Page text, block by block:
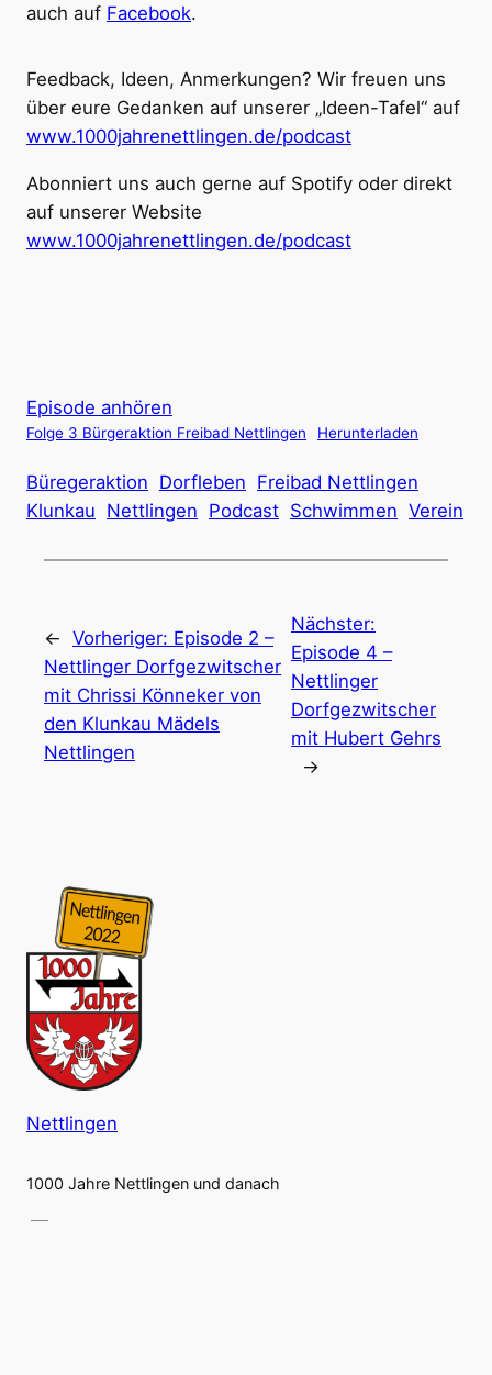
auch auf Facebook.
Feedback, Ideen, Anmerkungen? Wir freuen uns
über eure Gedanken auf unserer „Ideen-Tafel“ auf
www.1000jahrenettlingen.de/podcast
Abonniert uns auch gerne auf Spotify oder direkt
auf unserer Website
www.1000jahrenettlingen.de/podcast
Episode anhören
Folge 3 Bürgeraktion Freibad Nettlingen Herunterladen
Büregeraktion Dorfleben Freibad Nettlingen
Klunkau Nettlingen Podcast Schwimmen Verein
← Vorheriger: Episode 2 –
Nettlinger Dorfgezwitscher
mit Chrissi Könneker von
den Klunkau Mädels
Nettlingen
Nächster:
Episode 4 –
Nettlinger
Dorfgezwitscher
mit Hubert Gehrs
→
Nettlingen
1000 Jahre Nettlingen und danach